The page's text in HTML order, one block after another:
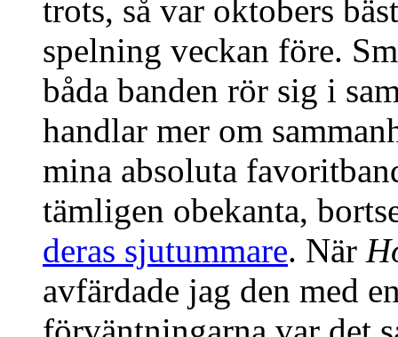
trots, så var oktobers
spelning veckan före.
båda banden rör sig i
handlar mer om
mina absoluta
tämligen obekanta,
deras sjutummare. När
avfärdade jag den med